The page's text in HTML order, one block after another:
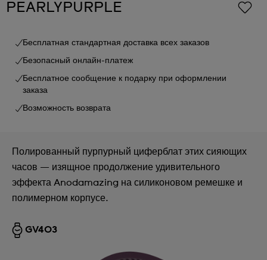
PEARLYPURPLE
Бесплатная стандартная доставка всех заказов
Безопасный онлайн-платеж
Бесплатное сообщение к подарку при оформлении
заказа
Возможность возврата
Полированный пурпурный циферблат этих сияющих
часов — изящное продолжение удивительного
эффекта Anodamazing на силиконовом ремешке и
полимерном корпусе.
GV403